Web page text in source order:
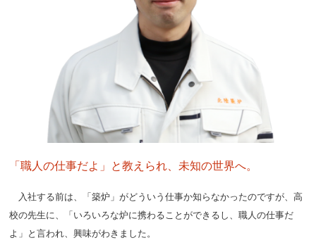
「職人の仕事だよ」と教えられ、未知の世界へ。
入社する前は、「築炉」がどういう仕事か知らなかったのですが、高
校の先生に、「いろいろな炉に携わることができるし、職人の仕事だ
よ」と言われ、興味がわきました。